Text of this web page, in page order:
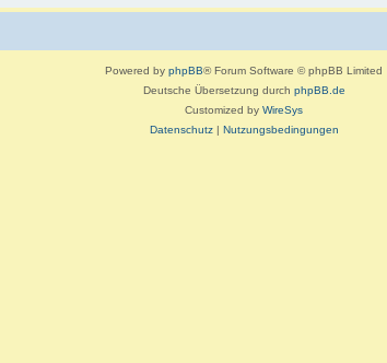
Powered by phpBB® Forum Software © phpBB Limited
Deutsche Übersetzung durch phpBB.de
Customized by WireSys
Datenschutz| Nutzungsbedingungen